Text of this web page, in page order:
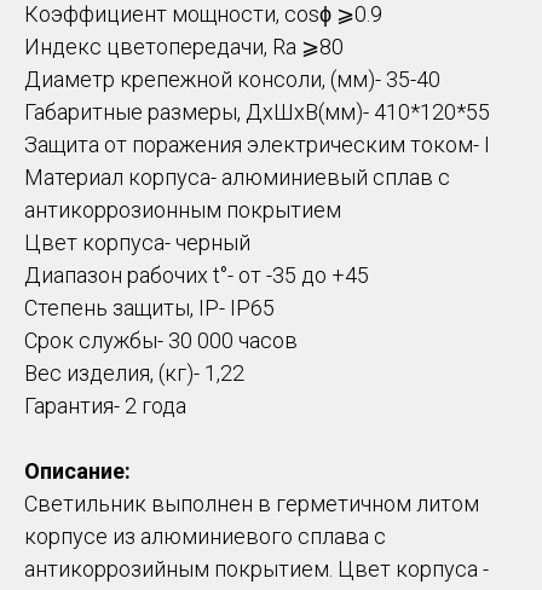
Коэффициент мощности, cosϕ ⩾0.9
Индекс цветопередачи, Ra ⩾80
Диаметр крепежной консоли, (мм)- 35-40
Габаритные размеры, ДхШхВ(мм)- 410*120*55
Защита от поражения электрическим током- I
Материал корпуса- алюминиевый сплав с
антикоррозионным покрытием
Цвет корпуса- черный
Диапазон рабочих t°- от -35 до +45
Степень защиты, IP- IP65
Срок службы- 30 000 часов
Вес изделия, (кг)- 1,22
Гарантия- 2 года
Описание:
Светильник выполнен в герметичном литом
корпусе из алюминиевого сплава с
антикоррозийным покрытием. Цвет корпуса -